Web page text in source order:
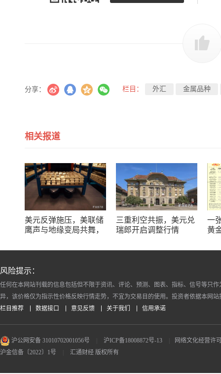
分享： 栏目： 外汇 金属品种
相关报道
美元反弹施压，美联储
鹰声与地缘变局共舞，
等待非农指引？
三重利空共振，美元兑
瑞郎开启调整行情
一
黄
览
风险提示：
任何在本网站刊载的信息包括但不限于资讯、评论、预测、图表、指标、信号等只
异，该价格仅为指示性价格反映行情走势，不宜为交易目的使用。投资者依据本网
栏目推荐
数据接口 意见反馈 关于我们 信用承诺
沪公网安备 31010702001056号 沪ICP备18008872号-13
网络文化经营许
沪金信备〔2022〕1号
汇通财经 版权所有